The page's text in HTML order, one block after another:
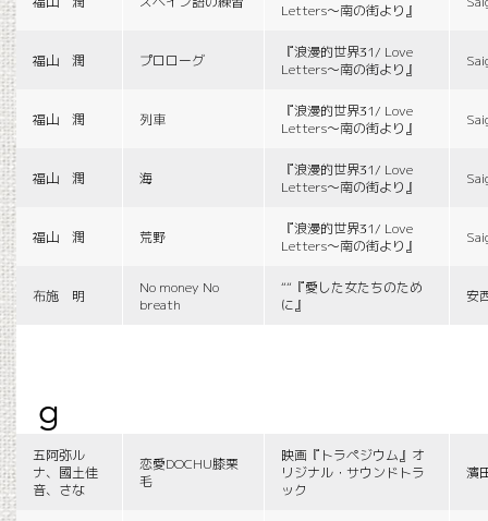
Letters〜南の街より』
福山 潤 プロローグ
『浪漫的世界31/ Love
Letters〜南の街より』
福山 潤 列車
『浪漫的世界31/ Love
Letters〜南の街より』
福山 潤 海
『浪漫的世界31/ Love
Letters〜南の街より』
福山 潤 荒野
『浪漫的世界31/ Love
Letters〜南の街より』
布施 明
No money No
breath
““『愛した女たちのため
に』
安
g
五阿弥ル
ナ、國土佳
音、さな
恋愛DOCHU膝栗
毛
映画『トラペジウム』オ
リジナル・サウンドトラ
ック
濱